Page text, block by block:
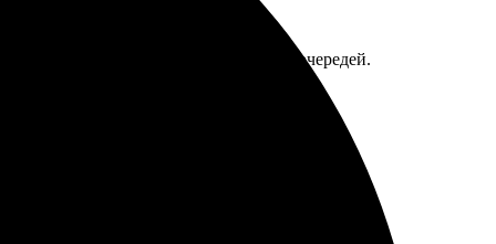
о готовности, забрал без очередей.